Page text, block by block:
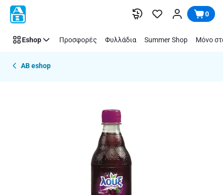
Παράλειψη 0
Eshop Προσφορές Φυλλάδια Summer Shop Μόνο
AB eshop